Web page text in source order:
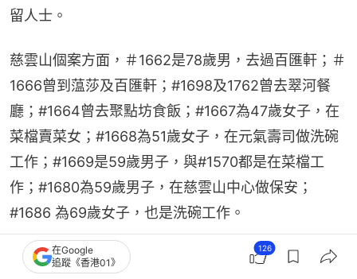
留人士。
慈雲山個案方面，＃1662是78歲男，去過百匯軒；＃
1666曾到蕰莎及百匯軒；#1698及1762曾去翠河餐
廳；#1664曾去聚點坊食飯；#1667為47歲女子，在
菜檔賣菜女；#1668為51歲女子，在元氣壽司做洗碗
工作；#1669是59歲男子，與#1570都是在菜檔工
作；#1680為59歲男子，在慈雲山中心做保安；
#1686 為69歲女子，也是洗碗工作。
在Google
追蹤《香港01》
126